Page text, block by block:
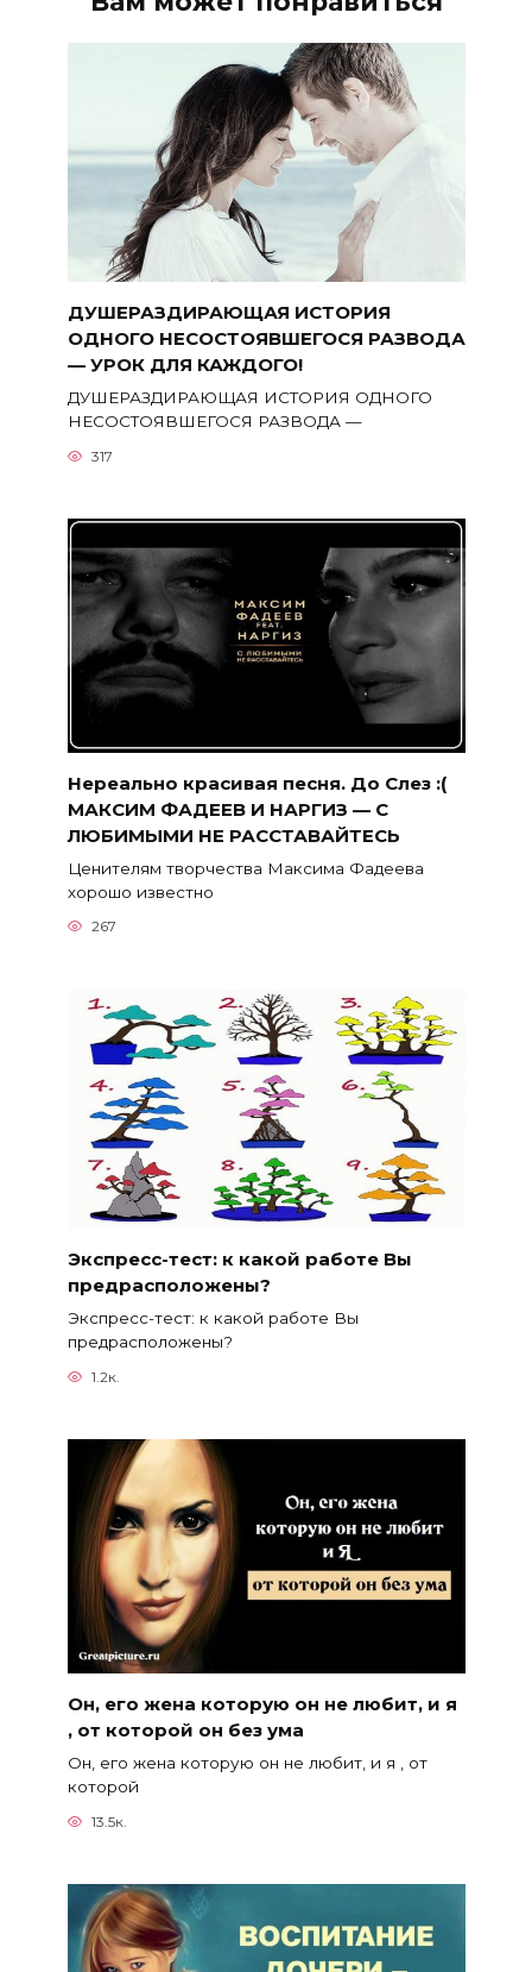
ДУШЕРАЗДИРАЮЩАЯ ИСТОРИЯ
ОДНОГО НЕСОСТОЯВШЕГОСЯ РАЗВОДА
— УРОК ДЛЯ КАЖДОГО!
ДУШЕРАЗДИРАЮЩАЯ ИСТОРИЯ ОДНОГО
НЕСОСТОЯВШЕГОСЯ РАЗВОДА —
317
Нереально красивая песня. До Слез :(
МАКСИМ ФАДЕЕВ И НАРГИЗ — С
ЛЮБИМЫМИ НЕ РАССТАВАЙТЕСЬ
Ценителям творчества Максима Фадеева
хорошо известно
267
Экспресс-тест: к какой работе Вы
предрасположены?
Экспресс-тест: к какой работе Вы
предрасположены?
1.2к.
Он, его жена которую он не любит, и я
, от которой он без ума
Он, его жена которую он не любит, и я , от
которой
13.5к.